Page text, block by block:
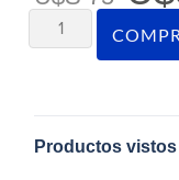
Productos